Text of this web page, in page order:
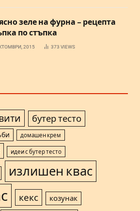
зеле на фурна – рецепта
по стъпка
2015 373 VIEWS
бутер тесто
домашен крем
идеи с бутер тесто
излишен квас
кекс козунак